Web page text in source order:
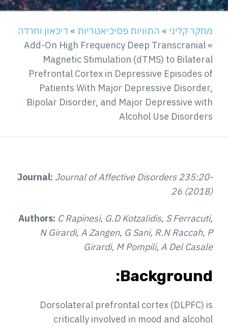
מחקר קליני » התוויות פסיכיאטריות » דיכאון וחרדה
»
Add-On High Frequency Deep Transcranial
Magnetic Stimulation (dTMS) to Bilateral
Prefrontal Cortex in Depressive Episodes of
Patients With Major Depressive Disorder,
Bipolar Disorder, and Major Depressive with
Alcohol Use Disorders
Journal: Journal of Affective Disorders 235:20-
26 (2018)
Authors: C Rapinesi, G.D Kotzalidis, S Ferracuti,
N Girardi, A Zangen, G Sani, R.N Raccah, P
Girardi, M Pompili, A Del Casale
Background:
Dorsolateral prefrontal cortex (DLPFC) is
critically involved in mood and alcohol